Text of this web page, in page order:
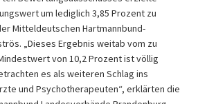
um lediglich 3,85 Prozent zu
Mitteldeutschen Hartmannbund-
„Dieses Ergebnis weitab vom zu
von 10,2 Prozent ist völlig
es als weiteren Schlag ins
und Psychotherapeuten“, erklärten die